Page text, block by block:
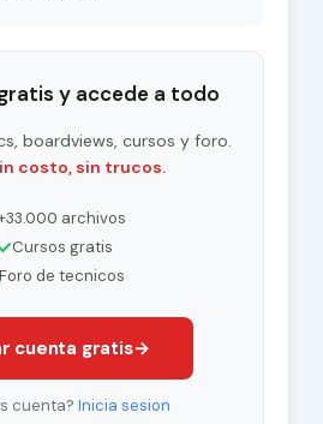
y accede a todo
boardviews, cursos y foro.
costo, sin trucos.
archivos
Cursos gratis
Foro de tecnicos
cuenta gratis→
cuenta? Inicia sesion